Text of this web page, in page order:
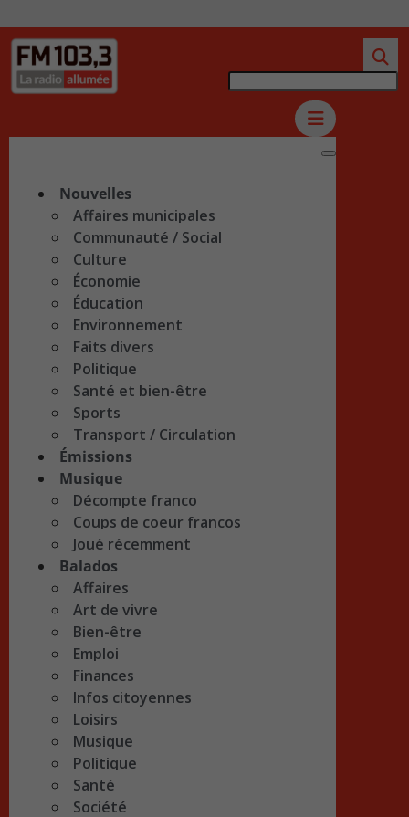
Nouvelles
Affaires municipales
Communauté / Social
Culture
Économie
Éducation
Environnement
Faits divers
Politique
Santé et bien-être
Sports
Transport / Circulation
Émissions
Musique
Décompte franco
Coups de coeur francos
Joué récemment
Balados
Affaires
Art de vivre
Bien-être
Emploi
Finances
Infos citoyennes
Loisirs
Musique
Politique
Santé
Société